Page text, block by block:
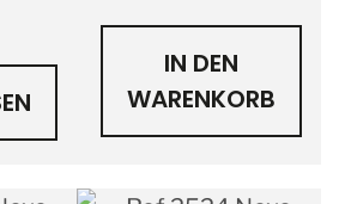
IN DEN
WARENKORB